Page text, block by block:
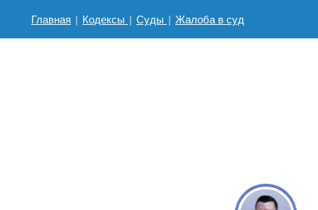
Главная | Кодексы | Суды | Жалоба в суд